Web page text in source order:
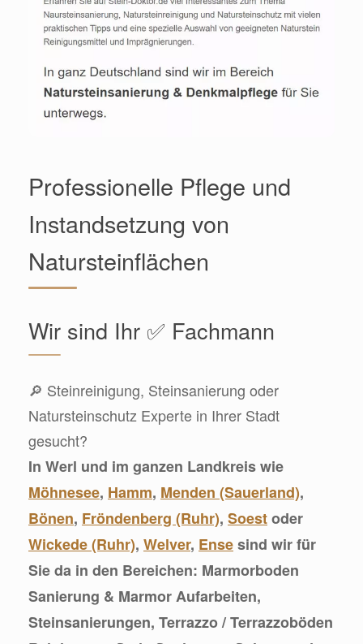
Professionelle Pflege und
Instandsetzung von
Natursteinflächen
Wir sind Ihr ✅ Fachmann
🔎 Steinreinigung, Steinsanierung oder
Natursteinschutz Experte in Ihrer Stadt
gesucht?
In Werl und im ganzen Landkreis wie
Möhnesee, Hamm, Menden (Sauerland),
Bönen, Fröndenberg (Ruhr), Soestoder
Wickede (Ruhr), Welver, Ensesind wir für
Sie da in den Bereichen: Marmorboden
Sanierung & Marmor Aufarbeiten,
Steinsanierungen, Terrazzo / Terrazzoböden